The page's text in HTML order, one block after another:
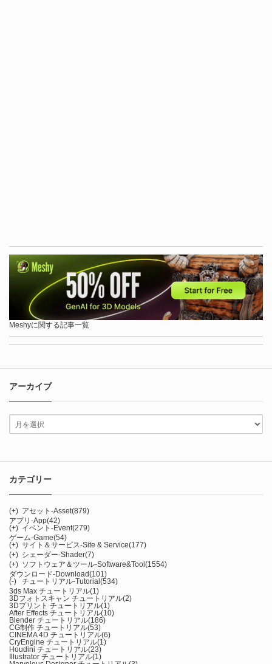
Meshyに関する記事一覧
アーカイブ
カテゴリー
(+) アセット-Asset(879)
アプリ-App(42)
(+) イベント-Event(279)
ゲーム-Game(54)
(+) サイト＆サービス-Site & Service(177)
(+) シェーダー-Shader(7)
(+) ソフトウェア＆ツール-Software&Tool(1554)
ダウンロード-Download(101)
(-)
チュートリアル-Tutorial(534)
3ds Max チュートリアル(1)
3Dフォトスキャン チュートリアル(2)
3Dプリント チュートリアル(1)
After Effects チュートリアル(10)
Blender チュートリアル(186)
CG制作 チュートリアル(53)
CINEMA 4D チュートリアル(6)
CryEngine チュートリアル(1)
Houdini チュートリアル(23)
Illustrator チュートリアル(1)